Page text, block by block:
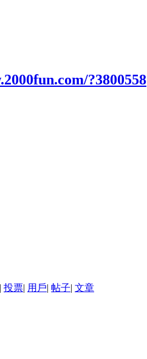
?3800558
| 投票| 用戶| 帖子| 文章